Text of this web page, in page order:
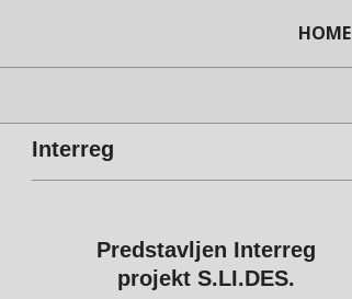
content
HOME
Interreg
Predstavljen Interreg
projekt S.LI.DES.